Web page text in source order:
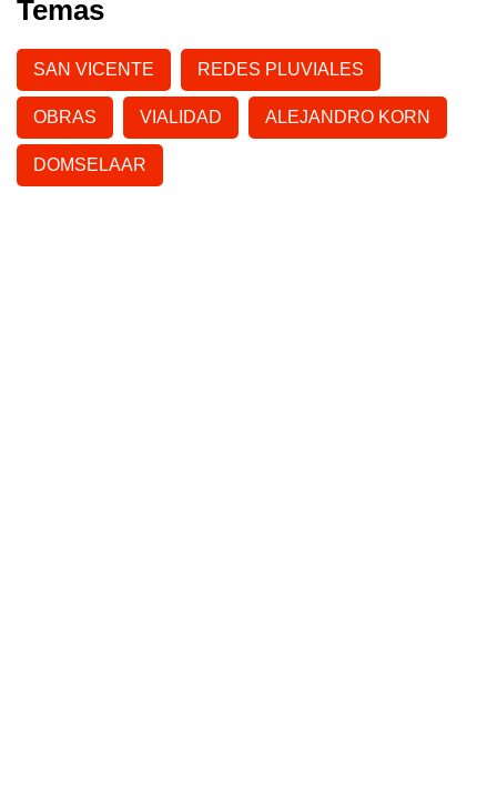
Temas
SAN VICENTE REDES PLUVIALES
OBRAS VIALIDAD ALEJANDRO KORN
DOMSELAAR